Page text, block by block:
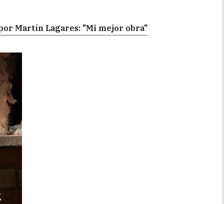
Martín Lagares: "Mi mejor obra"